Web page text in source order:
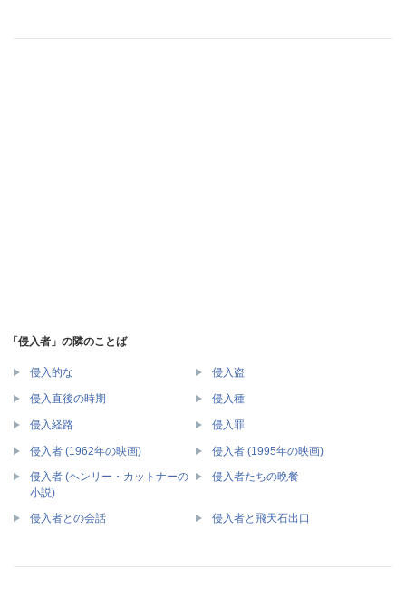
「侵入者」の隣のことば
侵入的な 侵入盗
侵入直後の時期 侵入種
侵入経路 侵入罪
侵入者 (1962年の映画)
侵入者 (1995年の映画)
侵入者 (ヘンリー・カットナーの
小説)
侵入者たちの晩餐
侵入者との会話 侵入者と飛天石出口